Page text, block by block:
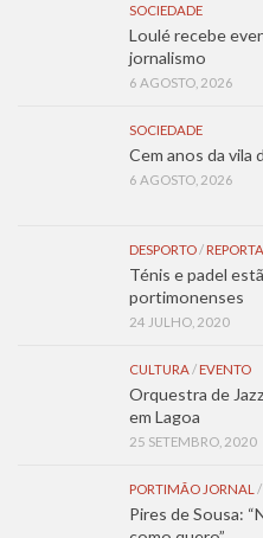
SOCIEDADE
Loulé recebe
jornalismo
6 AGOSTO, 2026
SOCIEDADE
Cem anos da vila
6 AGOSTO, 2026
DESPORTO /
Ténis e padel
portimonenses
24 JULHO, 2020
CULTURA / EVENTO
Orquestra de
em Lagoa
25 SETEMBRO, 2020
PORTIMÃO JORNAL /
Pires de Sousa: